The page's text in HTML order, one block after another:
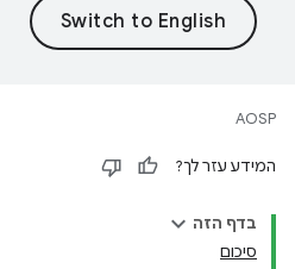
AOSP
המידע עזר לך?
בדף הזה
סיכום